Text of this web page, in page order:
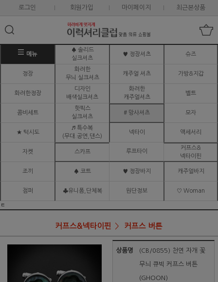
로그인 회원가입 마이페이지 최근본상품
메뉴
♠ 솔리드
실크셔츠
♥ 정장셔츠 슈즈
정장
화려한
무늬 실크셔츠
캐주얼 셔츠 가방&지갑
화려한정장
디자인
배색실크셔츠
화려한
캐주얼셔츠
벨트
콤비세트
핫픽스
실크셔츠
# 망사셔츠 모자
★ 턱시도
♬ 특수복
(무대.공연,댄스)
넥타이 액세서리
자켓 스카프 루프타이
커프스&
넥타이핀
조끼 ♠ 코트 ♥ 정장바지 캐주얼바지
점퍼 ♣유니폼,단체복 원단정보 ♡ Woman
ㅌ
커프스&넥타이핀 커프스 버튼
상품명 (CB/0855) 천연 자개 꽃
무늬 큐빅 커프스 버튼
(GHOON)